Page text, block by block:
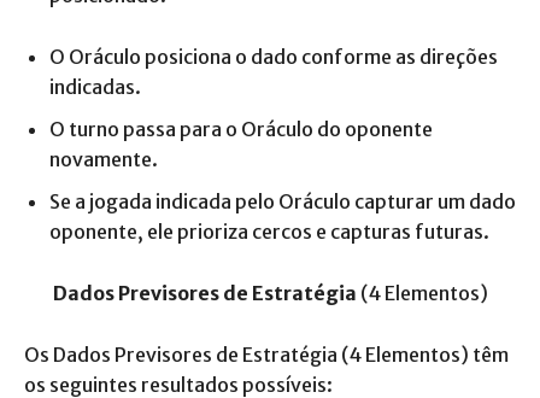
O Oráculo posiciona o dado conforme as direções
indicadas.
O turno passa para o Oráculo do oponente
novamente.
Se a jogada indicada pelo Oráculo capturar um dado
oponente, ele prioriza cercos e capturas futuras.
Dados Previsores de Estratégia (4 Elementos)
Os Dados Previsores de Estratégia (4 Elementos) têm
os seguintes resultados possíveis: